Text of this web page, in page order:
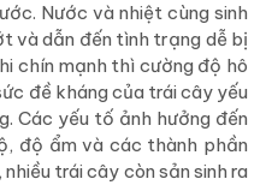
Nước và nhiệt cùng sinh
và dẫn đến tình trạng dễ bị
chín mạnh thì cường độ hô
đề kháng của trái cây yếu
Các yếu tố ảnh hưởng đến
độ ẩm và các thành phần
trái cây còn sản sinh ra